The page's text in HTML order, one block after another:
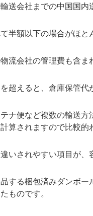
送会社までの中国国内
半額以下の場合がほと
流会社の管理費も含ま
超えると、倉庫保管代
ナ便など複数の輸送
算されますので比較的
いされやすい項目が
する梱包済みダンボ
ものです。